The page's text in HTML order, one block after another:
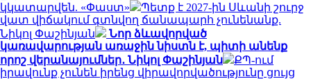
կկատարվեն. «Փաստ»
Պետք է 2027-ին Սևանի շուրջ
վատ վիճակում գտնվող ճանապարհ չունենանք.
Նիկոլ Փաշինյան
Նոր ձևավորված
կառավարության առաջին նիստն է, պիտի անենք
որոշ վերանայումներ․ Նիկոլ Փաշինյան
ՔՊ-ում
իրավունք չունեն իրենց վիրավորվածությունը ցույց